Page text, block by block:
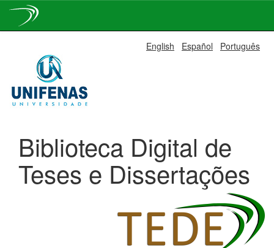
navigation
English Español Português
Biblioteca Digital de
Teses e Dissertações